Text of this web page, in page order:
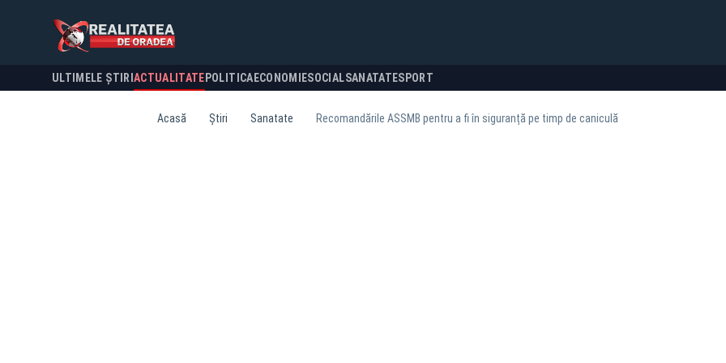
ULTIMELE ȘTIRI ACTUALITATE POLITICA ECONOMIESOCIALSANATATESPORT
Acasă Știri Sanatate Recomandările ASSMB pentru a fi în siguranță pe timp de caniculă